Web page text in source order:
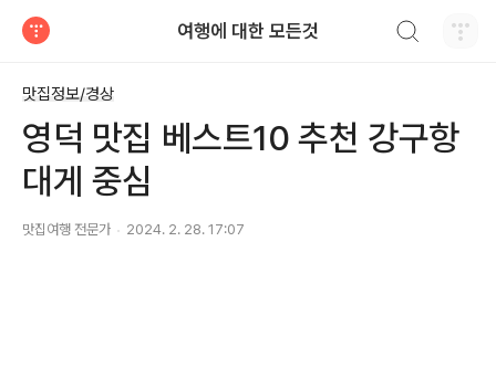
여행에 대한 모든것
맛집정보/경상
영덕 맛집 베스트10 추천 강구항
대게 중심
맛집여행 전문가 2024. 2. 28. 17:07